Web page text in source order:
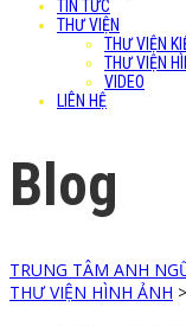
TIN TỨC
THƯ VIỆN
THƯ VIỆN
THƯ VIỆN
VIDEO
LIÊN HỆ
Blog
TRUNG TÂM ANH
THƯ VIỆN HÌNH ẢNH >